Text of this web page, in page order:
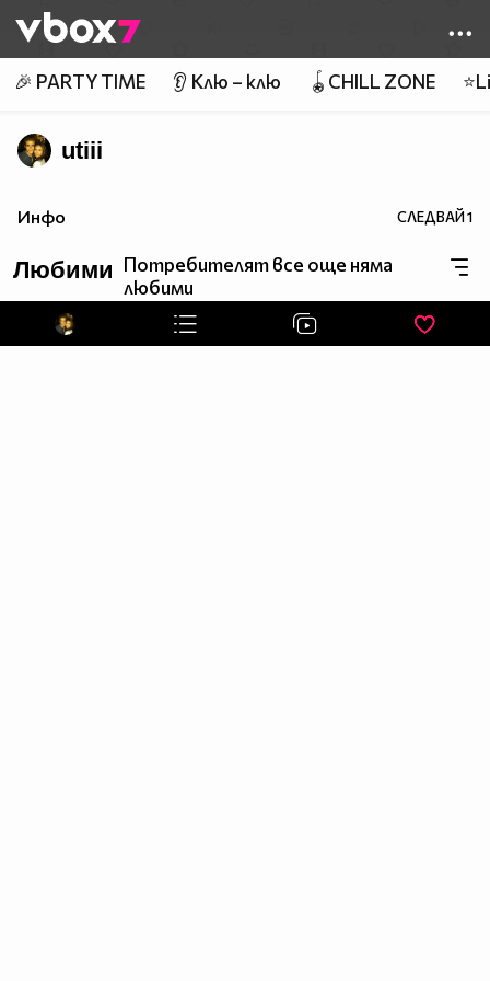
👾
🎉 PARTY TIME 👂 Клю – клю 🪀CHILL ZONE
utiii
Инфо СЛЕДВАЙ1
Любими Потребителят все още няма
любими